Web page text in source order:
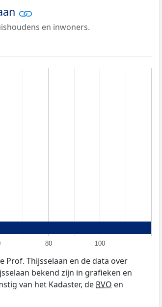
en inwoners.
80 100
Prof. Thijsselaan en de data over
bekend zijn in grafieken en
van het Kadaster, de RVO en